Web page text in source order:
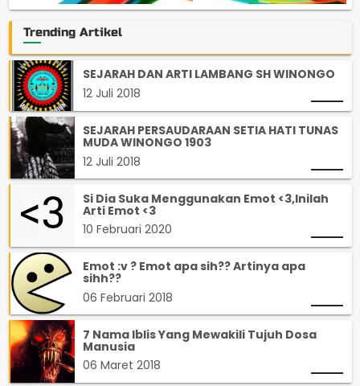
Trending Artikel
SEJARAH DAN ARTI LAMBANG SH WINONGO
12 Juli 2018
SEJARAH PERSAUDARAAN SETIA HATI TUNAS
MUDA WINONGO 1903
12 Juli 2018
Si Dia Suka Menggunakan Emot <3,Inilah
Arti Emot <3
10 Februari 2020
Emot :v ? Emot apa sih?? Artinya apa
sihh??
06 Februari 2018
7 Nama Iblis Yang Mewakili Tujuh Dosa
Manusia
06 Maret 2018